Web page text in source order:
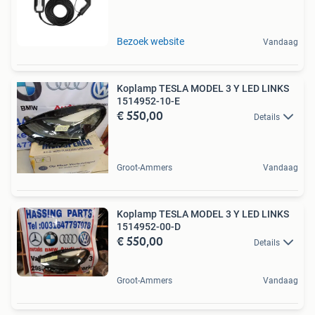
Bezoek website Vandaag
Koplamp TESLA MODEL 3 Y LED LINKS
1514952-10-E
€ 550,00 Details
Groot-Ammers Vandaag
Koplamp TESLA MODEL 3 Y LED LINKS
1514952-00-D
€ 550,00 Details
Groot-Ammers Vandaag